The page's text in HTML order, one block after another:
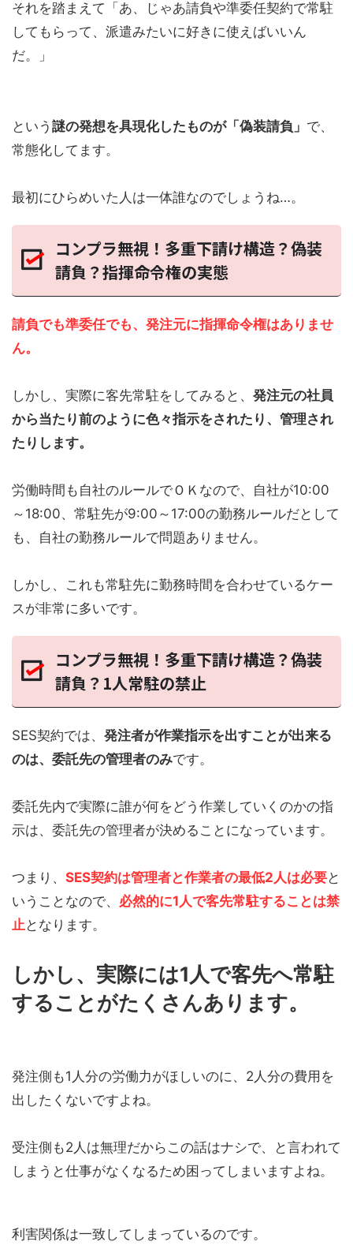
それを踏まえて 「あ、じゃあ請負や準委任契約で常駐
してもらって、派遣みたいに好きに使えばいいん
だ。」
という 謎の発想を具現化したものが「偽装請負」 で、
常態化してます。
最初にひらめいた人は一体誰なのでしょうね…。
コンプラ無視！多重下請け構造？偽装
請負？指揮命令権の実態
請負でも準委任でも、発注元に指揮命令権はありませ
ん。
しかし、実際に客先常駐をしてみると、 発注元の社員
から当たり前のように色々指示をされたり、管理され
たりします。
労働時間も自社のルールでＯＫなので、自社が10:00
～18:00、常駐先が9:00～17:00の勤務ルールだとして
も、自社の勤務ルールで問題ありません。
しかし、これも常駐先に勤務時間を合わせているケー
スが非常に多いです。
コンプラ無視！多重下請け構造？偽装
請負？1人常駐の禁止
SES契約では、 発注者が作業指示を出すことが出来る
のは、委託先の管理者のみです。
委託先内で実際に誰が何をどう作業していくのかの指
示は、委託先の管理者が決めることになっています。
つまり、 SES契約は管理者と作業者の最低2人は必要と
いうことなので、 必然的に1人で客先常駐することは禁
止となります。
しかし、実際には1人で客先へ常駐
することがたくさんあります。
発注側も1人分の労働力がほしいのに、2人分の費用を
出したくないですよね。
受注側も2人は無理だからこの話はナシで、と言われて
しまうと仕事がなくなるため困ってしまいますよね。
利害関係は一致してしまっているのです。